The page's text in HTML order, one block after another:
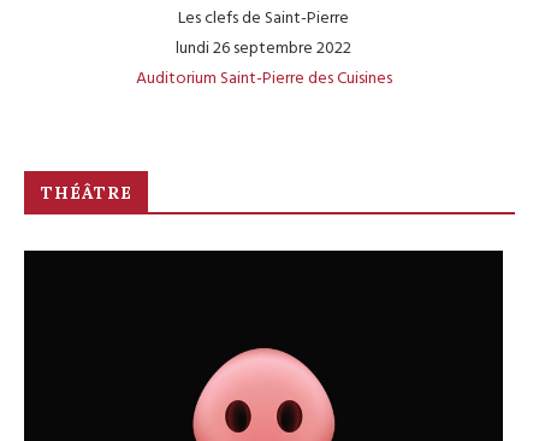
Les clefs de Saint-Pierre
lundi 26 septembre 2022
Auditorium Saint-Pierre des Cuisines
THÉÂTRE